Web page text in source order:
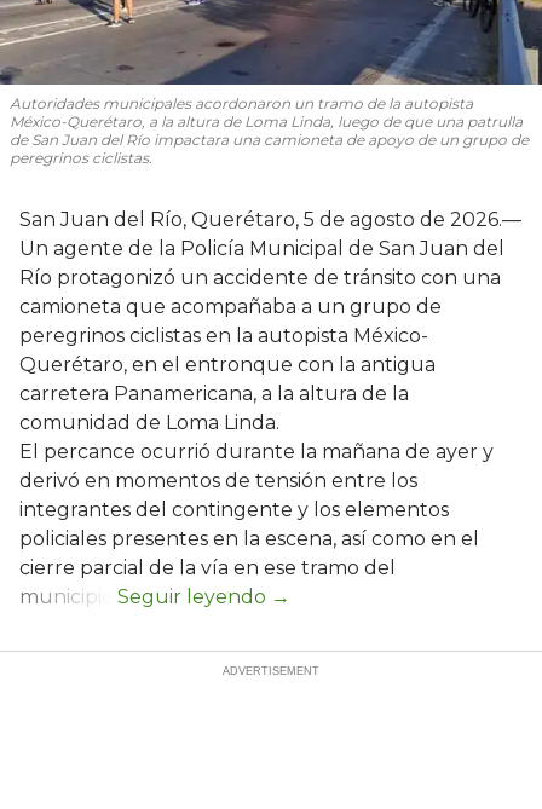
Autoridades municipales acordonaron un tramo de la autopista
México-Querétaro, a la altura de Loma Linda, luego de que una patrulla
de San Juan del Río impactara una camioneta de apoyo de un grupo de
peregrinos ciclistas.
San Juan del Río, Querétaro, 5 de agosto de 2026.—
Un agente de la Policía Municipal de San Juan del
Río protagonizó un accidente de tránsito con una
camioneta que acompañaba a un grupo de
peregrinos ciclistas en la autopista México-
Querétaro, en el entronque con la antigua
carretera Panamericana, a la altura de la
comunidad de Loma Linda.
El percance ocurrió durante la mañana de ayer y
derivó en momentos de tensión entre los
integrantes del contingente y los elementos
policiales presentes en la escena, así como en el
cierre parcial de la vía en ese tramo del
municipio.